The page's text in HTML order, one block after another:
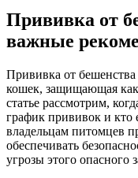
Прививка от
важные
Прививка от
кошек, защищающая
статье рассмотрим,
график прививок и кто
владельцам питомцев
обеспечивать
угрозы этого опасного